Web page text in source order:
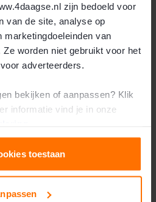
zijn bedoeld voor
van de site, analyse op
marketingdoeleinden van
worden niet gebruikt voor het
adverteerders.
bekijken of aanpassen? Klik
informatie vind je in onze
toestaan
van LOWA
die onbezorgdheid van de
te ervaren”